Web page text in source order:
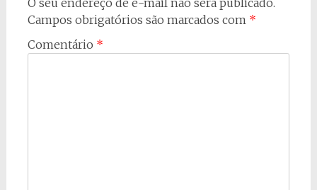
O seu endereço de e-mail não será publicado.
Campos obrigatórios são marcados com *
Comentário *